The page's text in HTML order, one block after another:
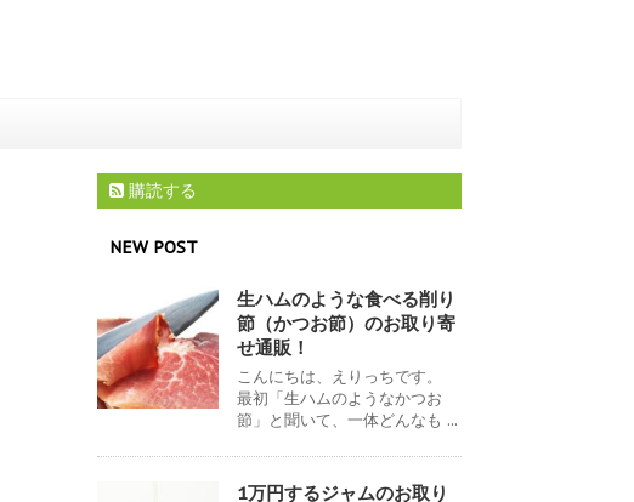
購読する
NEW POST
生ハムのような食べる削り
節（かつお節）のお取り寄
せ通販！
こんにちは、えりっちです。
最初「生ハムのようなかつお
節」と聞いて、一体どんなも ...
1万円するジャムのお取り